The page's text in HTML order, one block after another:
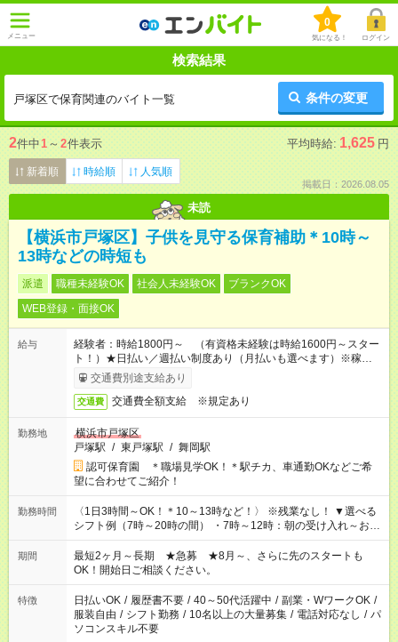
メニュー
0
気になる！ ログイン
検索結果
戸塚区で保育関連のバイト一覧 条件の変更
2件中1 ～ 2件表示 平均時給: 1,625 円
新着順 時給順 人気順
掲載日：2026.08.05
未読
【横浜市戸塚区】子供を見守る保育補助＊10時～
13時などの時短も
派遣 職種未経験OK 社会人未経験OK
ブランクOK
WEB登録・面接OK
給与
経験者：時給1800円～ （有資格未経験は時給1600円～スター
ト！）★日払い／週払い制度あり（月払いも選べます）※稼働開
始時は手続き完了次第のお支払いとなります★フルタイムできる
方は100円アップ！
交通費別途支給あり
交通費 交通費全額支給 ※規定あり
勤務地
横浜市戸塚区
戸塚駅 / 東戸塚駅 / 舞岡駅
認可保育園 ＊職場見学OK！＊駅チカ、車通勤OKなどご希
望に合わせてご紹介！
勤務時間
〈1日3時間～OK！＊10～13時など！〉 ※残業なし！ ▼選べる
シフト例（7時～20時の間） ・7時～12時：朝の受け入れ～お昼
の準備 ・10時～13時：園児の見守り～お昼の補助 ・9時～16
時：帰りの会まで！子供の成長を見守る ・15時～20時：夜のお
迎えサポート
期間
最短2ヶ月～長期 ★急募 ★8月～、さらに先のスタートも
OK！開始日ご相談ください。
特徴 日払いOK / 履歴書不要 / 40～50代活躍中 / 副業・WワークOK /
服装自由 / シフト勤務 / 10名以上の大量募集 / 電話対応なし / パ
ソコンスキル不要